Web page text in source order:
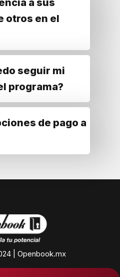
a sus
otros en el
seguir mi
programa?
de pago a
| Openbook.mx